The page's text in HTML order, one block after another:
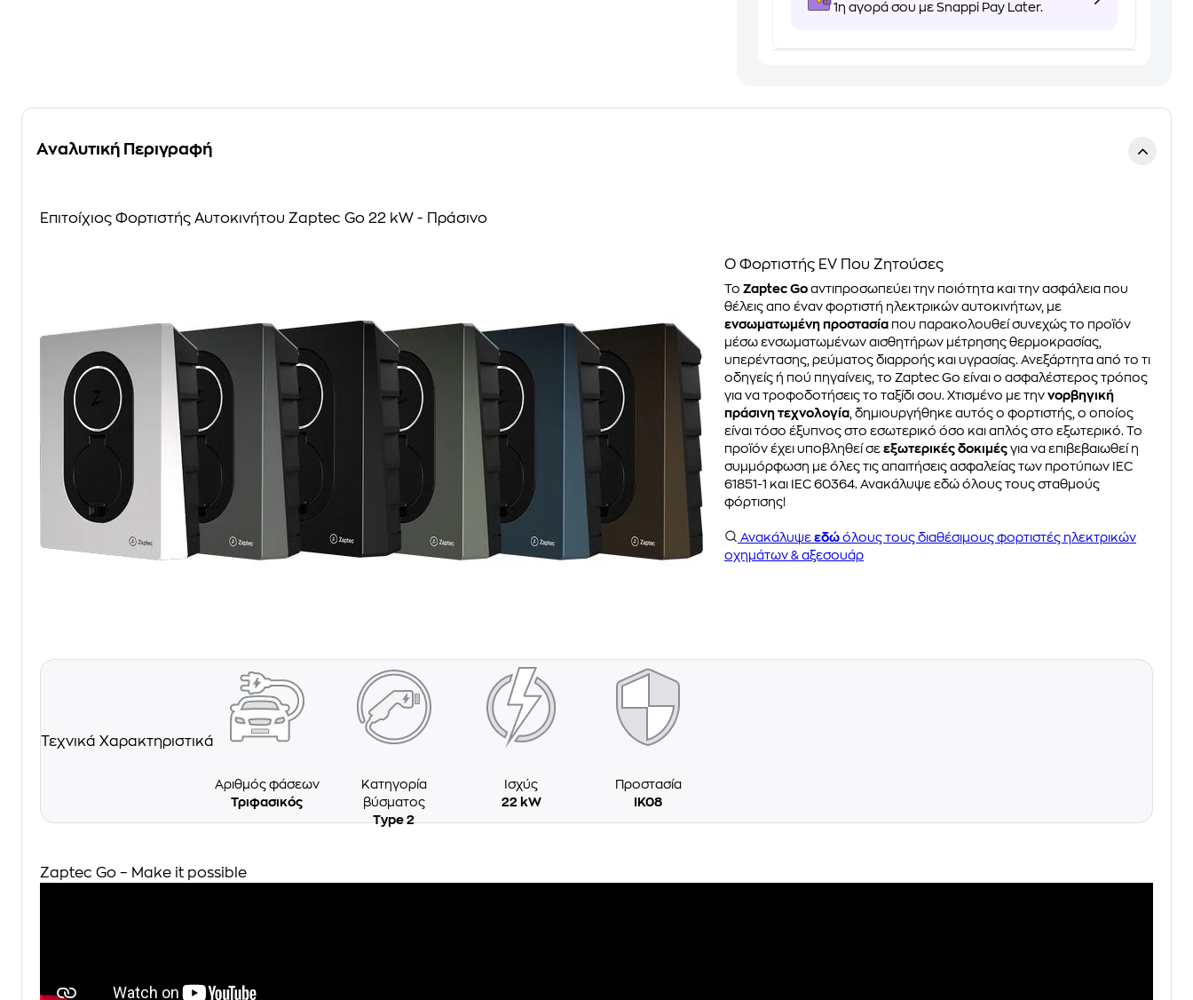
1η αγορά σου με Snappi Pay Later.
Αναλυτική Περιγραφή
Επιτοίχιος Φορτιστής Αυτοκινήτου Zaptec Go 22 kW - Πράσινο
Ο Φορτιστής EV Που Ζητούσες
Το Zaptec Go αντιπροσωπεύει την ποιότητα και την ασφάλεια που
θέλεις απο έναν φορτιστή ηλεκτρικών αυτοκινήτων, με
ενσωματωμένη προστασία που παρακολουθεί συνεχώς το προϊόν
μέσω ενσωματωμένων αισθητήρων μέτρησης θερμοκρασίας,
υπερέντασης, ρεύματος διαρροής και υγρασίας. Ανεξάρτητα από το τι
οδηγείς ή πού πηγαίνεις, το Zaptec Go είναι ο ασφαλέστερος τρόπος
για να τροφοδοτήσεις το ταξίδι σου. Χτισμένο με την νορβηγική
πράσινη τεχνολογία , δημιουργήθηκε αυτός ο φορτιστής, ο οποίος
είναι τόσο έξυπνος στο εσωτερικό όσο και απλός στο εξωτερικό. Το
προϊόν έχει υποβληθεί σε εξωτερικές δοκιμές για να επιβεβαιωθεί η
συμμόρφωση με όλες τις απαιτήσεις ασφαλείας των προτύπων IEC
61851-1 και IEC 60364. Ανακάλυψε εδώ όλους τους σταθμούς
φόρτισης!
Ανακάλυψε εδώ όλους τους διαθέσιμους φορτιστές ηλεκτρικών
οχημάτων & αξεσουάρ
Τεχνικά Χαρακτηριστικά
Αριθμός φάσεων
Τριφασικός
Κατηγορία
βύσματος
Type 2
Ισχύς
22 kW
Προστασία
IK08
Zaptec Go – Make it possible